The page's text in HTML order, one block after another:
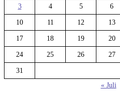
3 4 5 6
10 11 12 13
17 18 19 20
24 25 26 27
31
« Juli